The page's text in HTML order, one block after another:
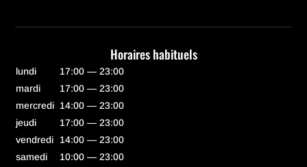
Horaires habituels
lundi
17:00 — 23:00
mardi
17:00 — 23:00
mercredi 14:00 — 23:00
jeudi
17:00 — 23:00
vendredi
14:00 — 23:00
samedi
10:00 — 23:00